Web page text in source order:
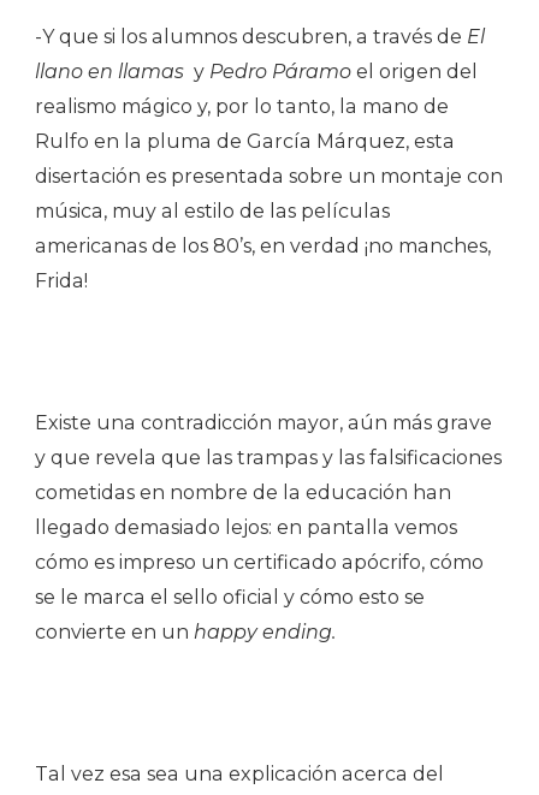
-Y que si los alumnos descubren, a través de El
llano en llamas y Pedro Páramo el origen del
realismo mágico y, por lo tanto, la mano de
Rulfo en la pluma de García Márquez, esta
disertación es presentada sobre un montaje con
música, muy al estilo de las películas
americanas de los 80’s, en verdad ¡no manches,
Frida!
Existe una contradicción mayor, aún más grave
y que revela que las trampas y las falsificaciones
cometidas en nombre de la educación han
llegado demasiado lejos: en pantalla vemos
cómo es impreso un certificado apócrifo, cómo
se le marca el sello oficial y cómo esto se
convierte en un happy ending.
Tal vez esa sea una explicación acerca del